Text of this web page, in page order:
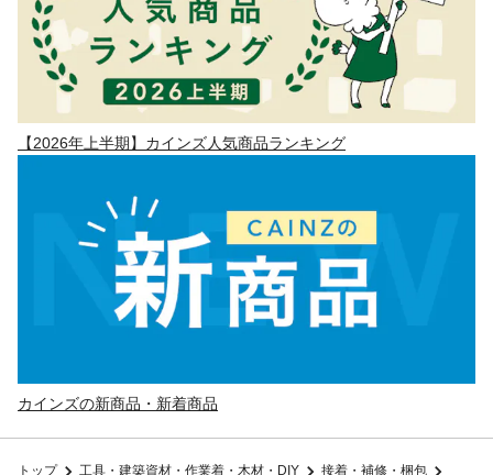
【2026年上半期】カインズ人気商品ランキング
カインズの新商品・新着商品
トップ 工具・建築資材・作業着・木材・DIY
接着・補修・梱包